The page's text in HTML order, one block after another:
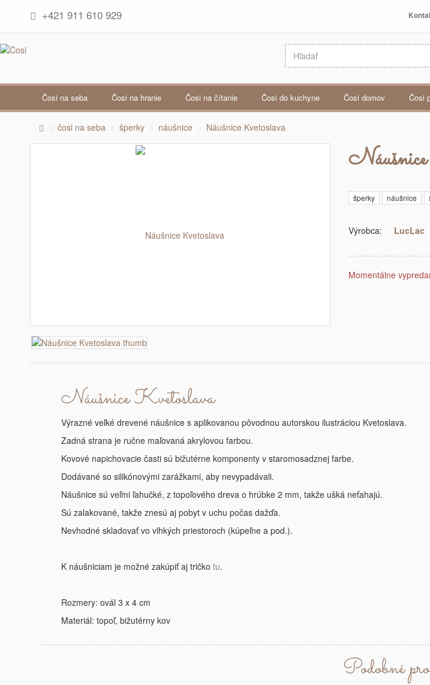
+421 911 610 929
čosi na seba čosi na hranie čosi na čítanie čosi do kuchyne čosi domov čosi
čosi na seba šperky náušnice Náušnice Kvetoslava
šperky náušnice
Výrobca: LucLac
Momentálne
Náušnice Kvetoslava
Výrazné veľké drevené náušnice s aplikovanou pôvodnou autorskou ilustráciou Kvetoslava.
Zadná strana je ručne maľovaná akrylovou farbou.
Kovové napichovacie časti sú bižutérne komponenty v staromosadznej farbe.
Dodávané so silikónovými zarážkami, aby nevypadávali.
Náušnice sú veľmi ľahučké, z topoľového dreva o hrúbke 2 mm, takže ušká neťahajú.
Sú zalakované, takže znesú aj pobyt v uchu počas dažďa.
Nevhodné skladovať vo vlhkých priestoroch (kúpeľne a pod.).
K náušniciam je možné zakúpiť aj tričko tu.
Rozmery: ovál 3 x 4 cm
Materiál: topoľ, bižutérny kov
Podobné